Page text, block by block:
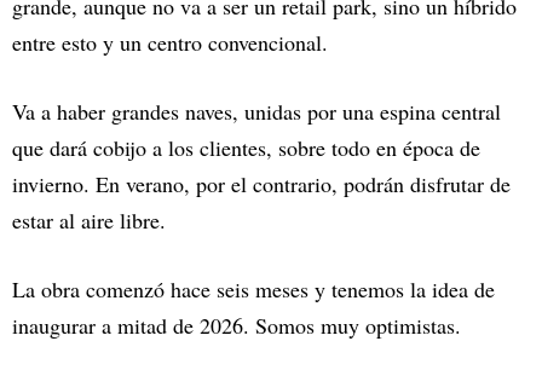
grande, aunque no va a ser un retail park, sino un híbrido
entre esto y un centro convencional.
Va a haber grandes naves, unidas por una espina central
que dará cobijo a los clientes, sobre todo en época de
invierno. En verano, por el contrario, podrán disfrutar de
estar al aire libre.
La obra comenzó hace seis meses y tenemos la idea de
inaugurar a mitad de 2026. Somos muy optimistas.